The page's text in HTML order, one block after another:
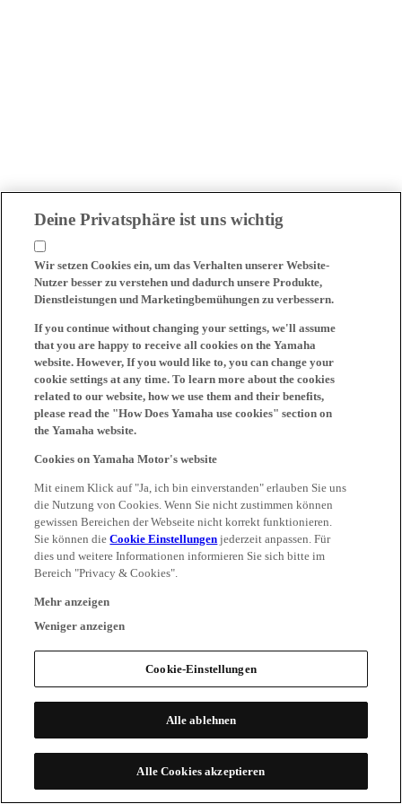
Deine Privatsphäre ist uns wichtig
Wir setzen Cookies ein, um das Verhalten unserer Website-
Nutzer besser zu verstehen und dadurch unsere Produkte,
Dienstleistungen und Marketingbemühungen zu verbessern.
If you continue without changing your settings, we'll assume
that you are happy to receive all cookies on the Yamaha
website. However, If you would like to, you can change your
cookie settings at any time. To learn more about the cookies
related to our website, how we use them and their benefits,
please read the "How Does Yamaha use cookies" section on
the Yamaha website.
Cookies on Yamaha Motor's website
Mit einem Klick auf "Ja, ich bin einverstanden" erlauben Sie uns
die Nutzung von Cookies. Wenn Sie nicht zustimmen können
gewissen Bereichen der Webseite nicht korrekt funktionieren.
Sie können dieCookie Einstellungen jederzeit anpassen. Für
dies und weitere Informationen informieren Sie sich bitte im
Bereich "Privacy & Cookies".
Mehr anzeigen
Weniger anzeigen
Cookie-Einstellungen
Alle ablehnen
Alle Cookies akzeptieren